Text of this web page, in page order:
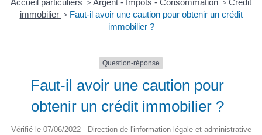
Accueil particuliers > Argent - Impôts - Consommation > Crédit
immobilier > Faut-il avoir une caution pour obtenir un crédit
immobilier ?
Question-réponse
Faut-il avoir une caution pour
obtenir un crédit immobilier ?
Vérifié le 07/06/2022 - Direction de l'information légale et administrative